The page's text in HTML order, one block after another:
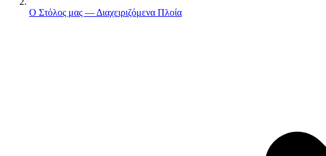
Ο Στόλος μας — Διαχειριζόμενα Πλοία